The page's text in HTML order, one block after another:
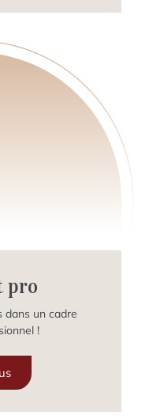
pro
dans un cadre
!